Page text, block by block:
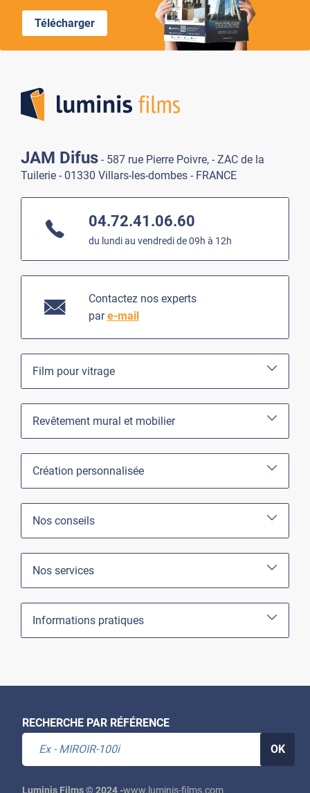
Télécharger
JAM Difus - 587 rue Pierre Poivre, - ZAC de la
Tuilerie - 01330 Villars-les-dombes - FRANCE
04.72.41.06.60
du lundi au vendredi de 09h à 12h
Contactez nos experts
pare-mail
Film pour vitrage
Revêtement mural et mobilier
Création personnalisée
Nos conseils
Nos services
Informations pratiques
RECHERCHE PAR RÉFÉRENCE
OK
Luminis Films © 2024 -www.luminis-films.com